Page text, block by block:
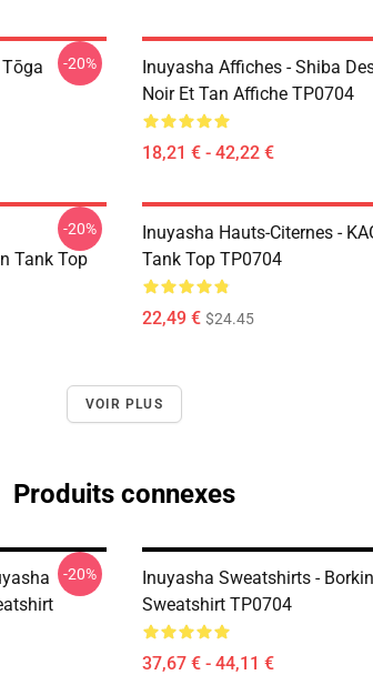
-20%
Inuyasha Affiches - Shiba
Noir Et Tan Affiche TP0704
18,21 € - 42,22 €
Tank Top
-20%
Inuyasha Hauts-Citernes -
Tank Top TP0704
22,49 € $24.45
VOIR PLUS
Produits connexes
-20%
Inuyasha Sweatshirts -
Sweatshirt TP0704
37,67 € - 44,11 €